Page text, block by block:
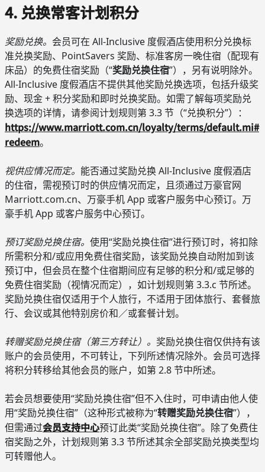
4. 兑换常客计划积分
奖励兑换。 会员可在 All-Inclusive 度假酒店使用积分兑换标
准兑换奖励、PointSavers 奖励、标准客房一晚住宿（配现有
床品）的免费住宿奖励（“奖励兑换住宿”），另有说明除外。
All-Inclusive 度假酒店不提供其他奖励兑换选项，包括升级奖
励、现金 + 积分奖励和即时兑换奖励。如需了解每项奖励兑
换选项的详情，请参阅计划规则第 3.3 节（“兑换积分”）：
https://www.marriott.com.cn/loyalty/terms/default.mi#
redeem。
视供应情况而定。 能否通过奖励兑换 All-Inclusive 度假酒店
的住宿，需视预订时的供应情况而定，且须通过万豪官网
Marriott.com.cn、万豪手机 App 或客户服务中心预订。万
豪手机 App 或客户服务中心预订。
预订奖励兑换住宿。 使用“奖励兑换住宿”进行预订时，将扣除
所需积分和/或应用免费住宿奖励，该奖励兑换自动附加到该
预订中，但会员在整个住宿期间应有足够的积分和/或足够的
免费住宿奖励（视情况而定），如计划规则第 3.3.c 节所述。
奖励兑换住宿仅适用于个人旅行，不适用于团体旅行、套餐旅
行、会议或其他特别房价和／或套餐计划。
转赠奖励兑换住宿（第三方转让）。 奖励兑换住宿仅供持有该
账户的会员使用，不可转让，下列所述情况除外。会员可选择
将积分转移给其他会员的账户，如第 2.8 节中所述。
若会员想要使用“奖励兑换住宿”但不入住时，可申请由他人使
用“奖励兑换住宿”（这种形式被称为“转赠奖励兑换住宿”），
但需通过会员支持中心预订此类“奖励兑换住宿”。除了免费住
宿奖励之外，计划规则第 3.3 节所述其余全部奖励兑换类型均
可转赠他人。